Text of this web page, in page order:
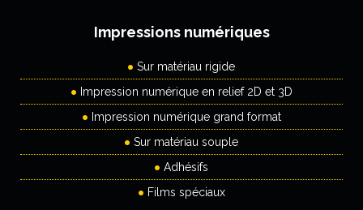
Impressions numériques
Sur matériau rigide
Impression numérique en relief 2D et 3D
Impression numérique grand format
Sur matériau souple
Adhésifs
Films spéciaux